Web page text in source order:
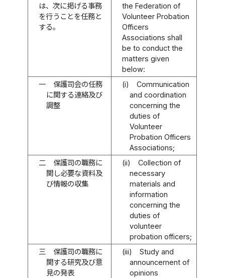
は、次に掲げる事務
を行うことを任務と
する。
the Federation of
Volunteer Probation
Officers
Associations shall
be to conduct the
matters given
below:
一
保護司会の任務
に関する連絡及び
調整
(i)
Communication
and coordination
concerning the
duties of
Volunteer
Probation Officers
Associations;
二
保護司の職務に
関し必要な資料及
び情報の収集
(ii)
Collection of
necessary
materials and
information
concerning the
duties of
volunteer
probation officers;
三
保護司の職務に
関する研究及び意
見の発表
(iii)
Study and
announcement of
opinions